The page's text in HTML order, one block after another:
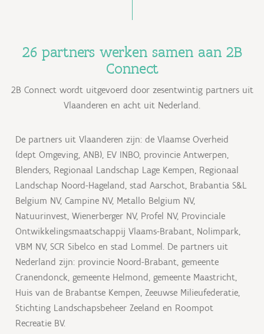
26 partners werken samen aan 2B
Connect
2B Connect wordt uitgevoerd door zesentwintig partners uit
Vlaanderen en acht uit Nederland.
De partners uit Vlaanderen zijn: de Vlaamse Overheid
(dept Omgeving, ANB), EV INBO, provincie Antwerpen,
Blenders, Regionaal Landschap Lage Kempen, Regionaal
Landschap Noord-Hageland, stad Aarschot, Brabantia S&L
Belgium NV, Campine NV, Metallo Belgium NV,
Natuurinvest, Wienerberger NV, Profel NV, Provinciale
Ontwikkelingsmaatschappij Vlaams-Brabant, Nolimpark,
VBM NV, SCR Sibelco en stad Lommel. De partners uit
Nederland zijn: provincie Noord-Brabant, gemeente
Cranendonck, gemeente Helmond, gemeente Maastricht,
Huis van de Brabantse Kempen, Zeeuwse Milieufederatie,
Stichting Landschapsbeheer Zeeland en Roompot
Recreatie BV.